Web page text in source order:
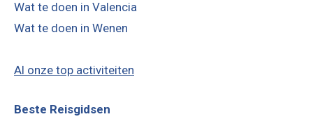
Wat te doen in Valencia
Wat te doen in Wenen
Al onze top activiteiten
Beste Reisgidsen